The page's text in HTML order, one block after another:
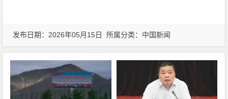
发布日期：2026年05月15日 所属分类： 中国新闻